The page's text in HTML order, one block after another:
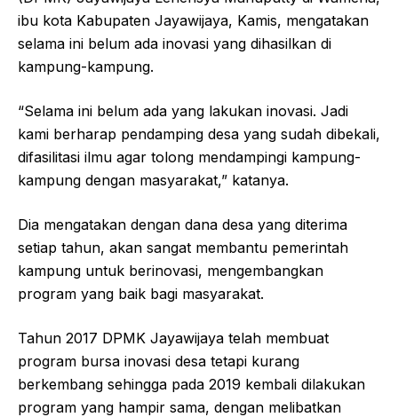
ibu kota Kabupaten Jayawijaya, Kamis, mengatakan
selama ini belum ada inovasi yang dihasilkan di
kampung-kampung.
“Selama ini belum ada yang lakukan inovasi. Jadi
kami berharap pendamping desa yang sudah dibekali,
difasilitasi ilmu agar tolong mendampingi kampung-
kampung dengan masyarakat,” katanya.
Dia mengatakan dengan dana desa yang diterima
setiap tahun, akan sangat membantu pemerintah
kampung untuk berinovasi, mengembangkan
program yang baik bagi masyarakat.
Tahun 2017 DPMK Jayawijaya telah membuat
program bursa inovasi desa tetapi kurang
berkembang sehingga pada 2019 kembali dilakukan
program yang hampir sama, dengan melibatkan